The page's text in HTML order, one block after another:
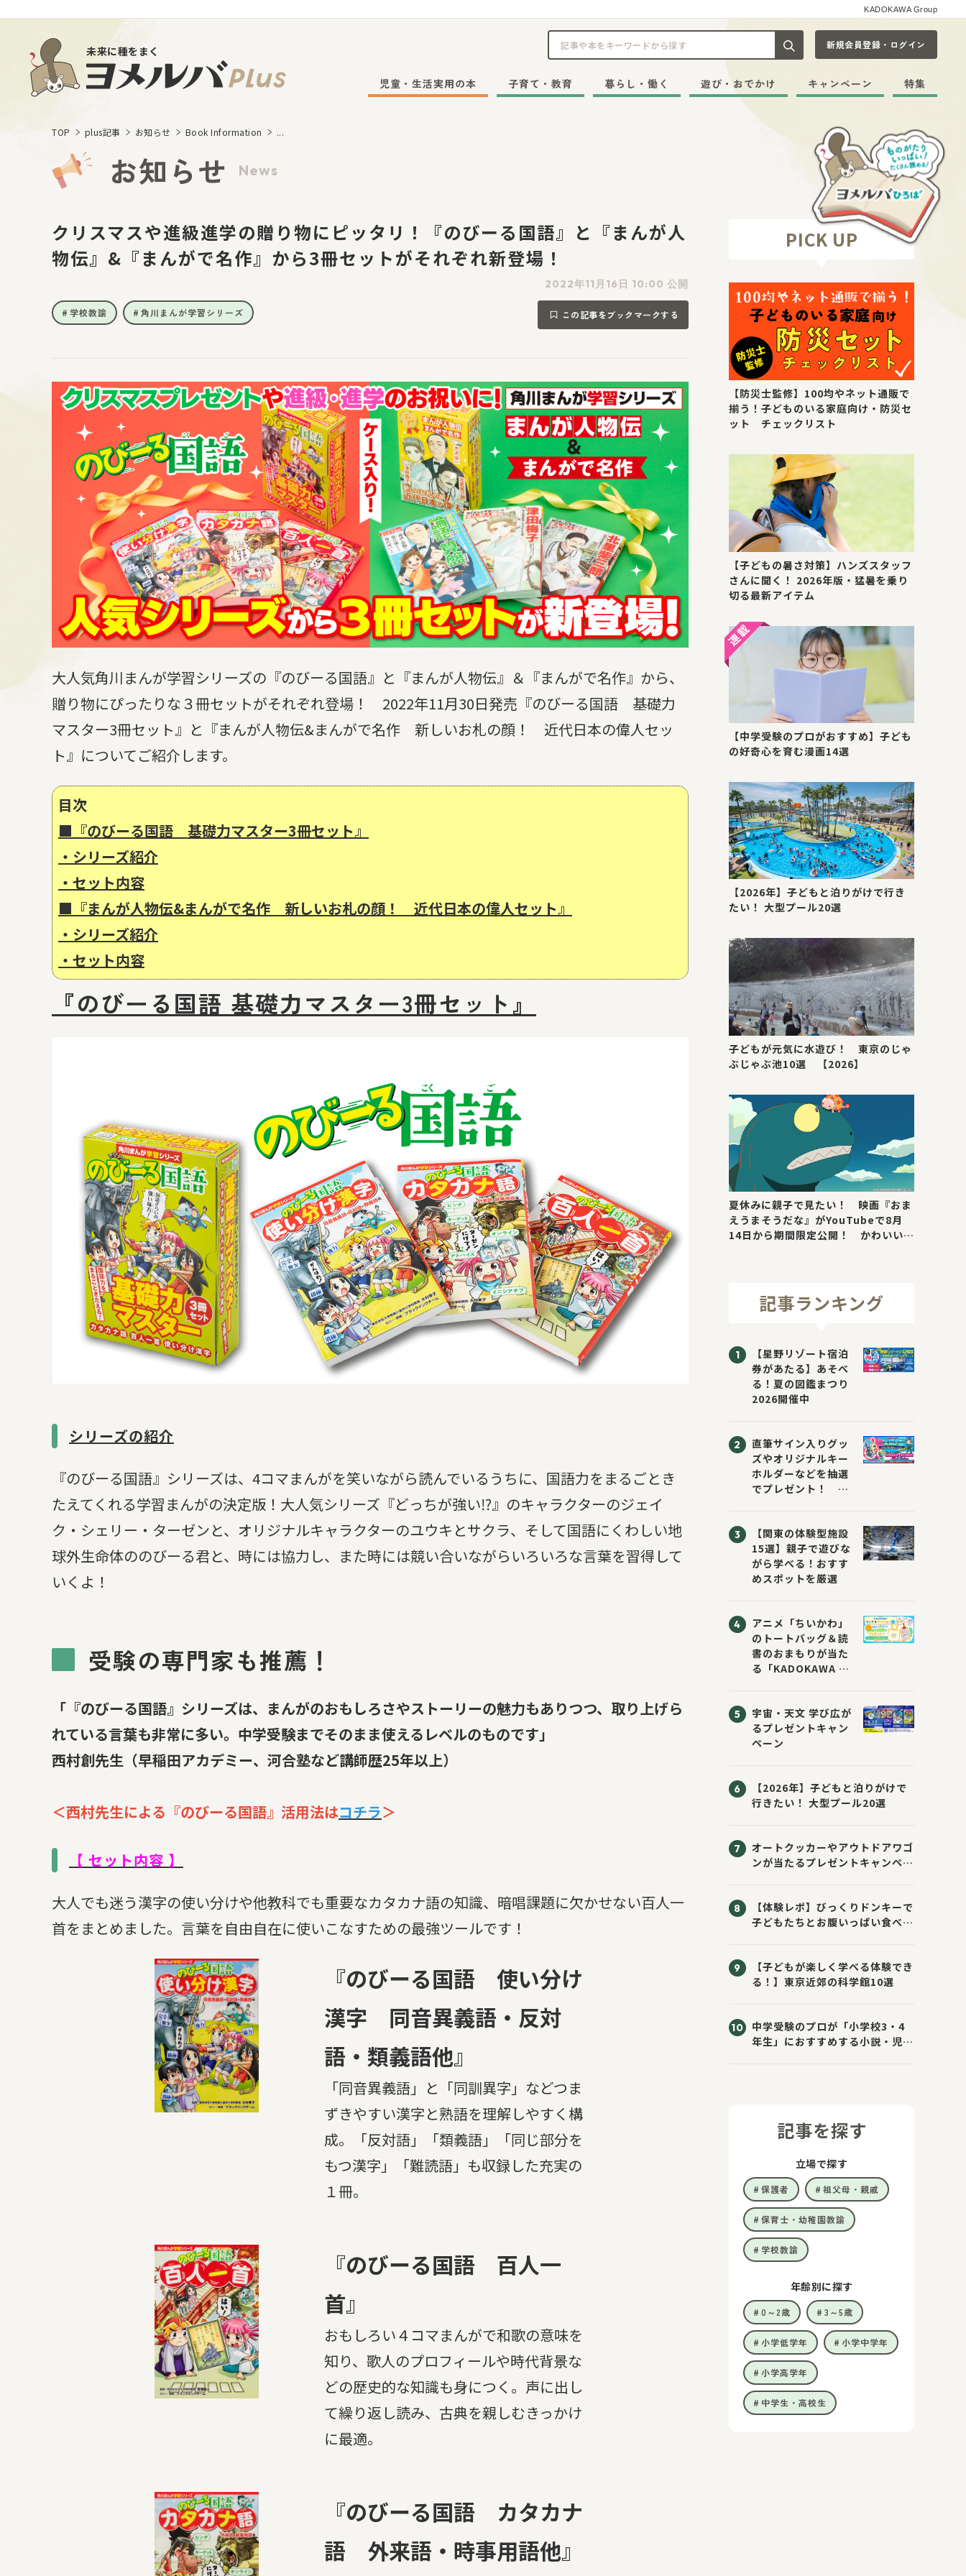
KADOKAWA Group
未来に種をまく 記事や本をキーワードから探す
新規会員登録・ログイン
児童・生活実用の本 子育て・教育 暮らし・働く 遊び・おでかけ キャンペーン 特集
TOP plus記事 お知らせ Book Information ...
News
お知らせ
クリスマスや進級進学の贈り物にピッタリ！『のびーる国語』と『まんが人
物伝』&『まんがで名作』から3冊セットがそれぞれ新登場！
2022年11月16日 10:00 公開
学校教諭 角川まんが学習シリーズ この記事をブックマークする
大人気角川まんが学習シリーズの『のびーる国語』と『まんが人物伝』＆『まんがで名作』から、
贈り物にぴったりな３冊セットがそれぞれ登場！ 2022年11月30日発売『のびーる国語 基礎力
マスター3冊セット』と『まんが人物伝&まんがで名作 新しいお札の顔！ 近代日本の偉人セッ
ト』についてご紹介します。
目次
■ 『のびーる国語 基礎力マスター3冊セット』
・シリーズ紹介
・セット内容
■ 『まんが人物伝&まんがで名作 新しいお札の顔！ 近代日本の偉人セット』
・シリーズ紹介
・セット内容
『のびーる国語 基礎力マスター3冊セット』
シリーズの紹介
『のびーる国語』シリーズは、4コマまんがを笑いながら読んでいるうちに、国語力をまるごとき
たえてくれる学習まんがの決定版！大人気シリーズ『どっちが強い⁉』のキャラクターのジェイ
ク・シェリー・ターゼンと、オリジナルキャラクターのユウキとサクラ、そして国語にくわしい地
球外生命体ののびーる君と、時には協力し、また時には競い合いながらいろいろな言葉を習得して
いくよ！
受験の専門家も推薦！
「『のびーる国語』シリーズは、まんがのおもしろさやストーリーの魅力もありつつ、取り上げら
れている言葉も非常に多い。中学受験までそのまま使えるレベルのものです」
西村創先生（早稲田アカデミー、河合塾など講師歴25年以上）
＜西村先生による『のびーる国語』活用法はコチラ＞
【 セット内容 】
大人でも迷う漢字の使い分けや他教科でも重要なカタカナ語の知識、暗唱課題に欠かせない百人一
首をまとめました。言葉を自由自在に使いこなすための最強ツールです！
『のびーる国語 使い分け
漢字 同音異義語・反対
語・類義語他』
「同音異義語」と「同訓異字」などつま
ずきやすい漢字と熟語を理解しやすく構
成。「反対語」「類義語」「同じ部分を
もつ漢字」「難読語」も収録した充実の
１冊。
『のびーる国語 百人一
首』
おもしろい４コマまんがで和歌の意味を
知り、歌人のプロフィールや時代背景な
どの歴史的な知識も身につく。声に出し
て繰り返し読み、古典を親しむきっかけ
に最適。
『のびーる国語 カタカナ
語 外来語・時事用語他』
PICK UP
【防災士監修】100均やネット通販で
揃う！子どものいる家庭向け・防災セ
ット チェックリスト
【子どもの暑さ対策】ハンズスタッフ
さんに聞く！ 2026年版・猛暑を乗り
切る最新アイテム
【中学受験のプロがおすすめ】子ども
の好奇心を育む漫画14選
【2026年】子どもと泊りがけで行き
たい！ 大型プール20選
子どもが元気に水遊び！ 東京のじゃ
ぶじゃぶ池10選 【2026】
夏休みに親子で見たい！ 映画『おま
えうまそうだな』がYouTubeで8月
14日から期間限定公開！ かわいい＆
記事ランキング
【星野リゾート宿泊
券があたる】あそべ
る！夏の図鑑まつり
2026開催中
直筆サイン入りグッ
ズやオリジナルキー
ホルダーなどを抽選
でプレゼント！
ジブックフェア2026
～すまない先生と読
書にチャレンジ！
～」が開催！
【関東の体験型施設
15選】親子で遊びな
がら学べる！おすす
めスポットを厳選
アニメ「ちいかわ」
のトートバッグ＆読
書のおまもりが当た
る「KADOKAWA ち
催！ スマホ壁紙は
応募者全員にプレゼ
ント！
宇宙・天文 学び広が
るプレゼントキャン
ペーン
【2026年】子どもと泊りがけで
行きたい！ 大型プール20選
オートクッカーやアウトドアワゴ
ンが当たるプレゼントキャンペー
【体験レポ】びっくりドンキーで
子どもたちとお腹いっぱい食べて
【子どもが楽しく学べる体験でき
る！】東京近郊の科学館10選
中学受験のプロが「小学校3・4
年生」におすすめする小説・児童
記事を探す
立場で探す
保護者 祖父母・親戚
保育士・幼稚園教諭
学校教諭
年齢別に探す
0～2歳 3～5歳
小学低学年 小学中学年
小学高学年
中学生・高校生